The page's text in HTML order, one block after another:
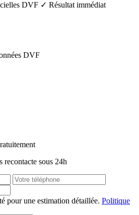
DVF ✓ Résultat immédiat
DVF
sous 24h
pour une estimation détaillée. Politique